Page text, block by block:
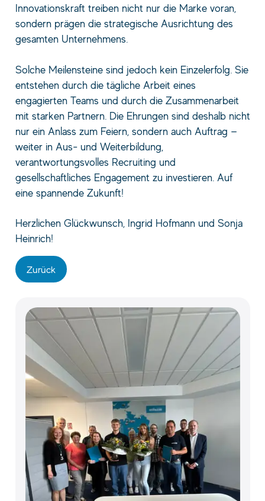
Innovationskraft treiben nicht nur die Marke voran,
sondern prägen die strategische Ausrichtung des
gesamten Unternehmens.
Solche Meilensteine sind jedoch kein Einzelerfolg. Sie
entstehen durch die tägliche Arbeit eines
engagierten Teams und durch die Zusammenarbeit
mit starken Partnern. Die Ehrungen sind deshalb nicht
nur ein Anlass zum Feiern, sondern auch Auftrag —
weiter in Aus‑ und Weiterbildung,
verantwortungsvolles Recruiting und
gesellschaftliches Engagement zu investieren. Auf
eine spannende Zukunft!
Herzlichen Glückwunsch, Ingrid Hofmann und Sonja
Heinrich!
Zurück